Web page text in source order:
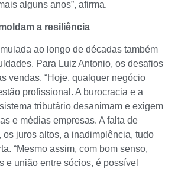
alguns anos”, afirma.
a resiliência
ao longo de décadas também
Para Luiz Antonio, os desafios
vendas. “Hoje, qualquer negócio
profissional. A burocracia e a
tributário desanimam e exigem
e médias empresas. A falta de
os juros altos, a inadimplência, tudo
“Mesmo assim, com bom senso,
e união entre sócios, é possível